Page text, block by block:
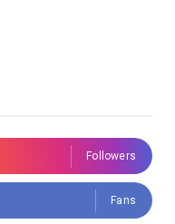
Followers
Fans